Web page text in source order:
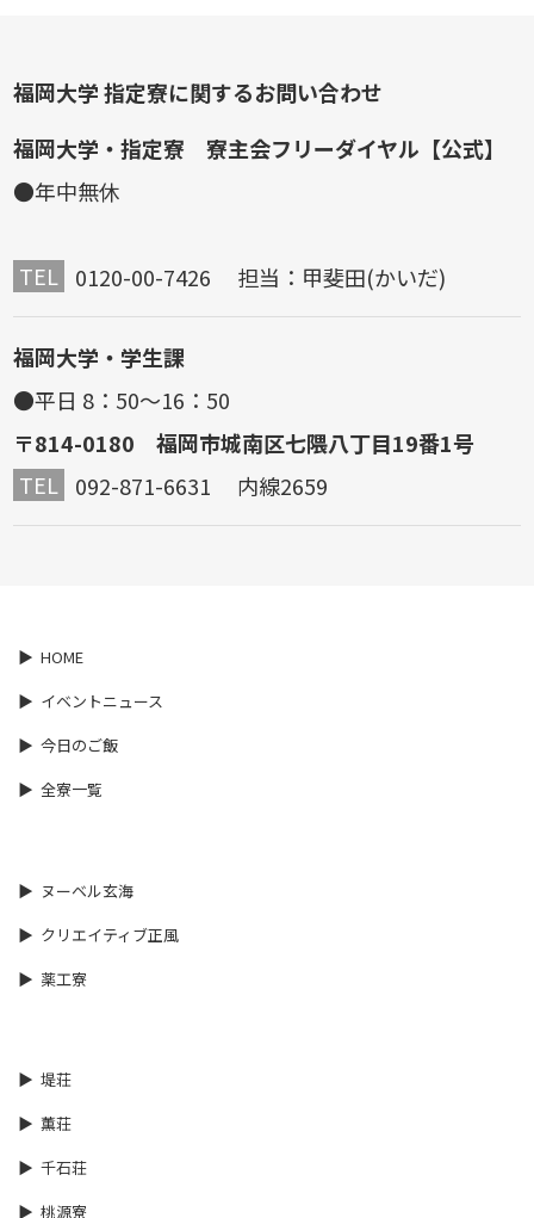
福岡大学 指定寮に関するお問い合わせ
福岡大学・指定寮 寮主会フリーダイヤル【公式】
●年中無休
TEL 0120-00-7426 担当：甲斐田(かいだ)
福岡大学・学生課
●平日 8：50～16：50
〒814-0180 福岡市城南区七隈八丁目19番1号
TEL 092-871-6631 内線2659
HOME
イベントニュース
今日のご飯
全寮一覧
ヌーベル玄海
クリエイティブ正風
薬工寮
堤荘
薫荘
千石荘
桃源寮